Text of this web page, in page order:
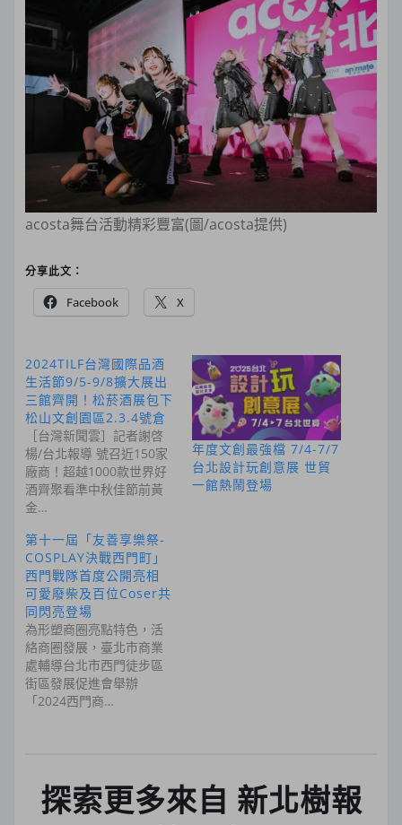
acosta舞台活動精彩豐富(圖/acosta提供)
分享此文：
Facebook X
2024TILF台灣國際品酒
生活節9/5-9/8擴大展出
三館齊開！松菸酒展包下
松山文創園區2.3.4號倉
［台灣新聞雲］記者謝啓
楊/台北報導 號召近150家
廠商！超越1000款世界好
酒齊聚看準中秋佳節前黃
金…
年度文創最強檔 7/4-7/7
台北設計玩創意展 世貿
一館熱鬧登場
第十一屆「友善享樂祭-
COSPLAY決戰西門町」
西門戰隊首度公開亮相
可愛廢柴及百位Coser共
同閃亮登場
為形塑商圈亮點特色，活
絡商圈發展，臺北市商業
處輔導台北市西門徒步區
街區發展促進會舉辦
「2024西門商…
探索更多來自 新北樹報